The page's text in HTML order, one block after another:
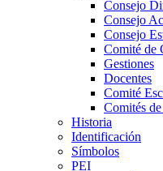
Consejo
Consejo
Consejo
Comité de
Gestiones
Docentes
Comité
Comités
Historia
Identificación
Símbolos
PEI